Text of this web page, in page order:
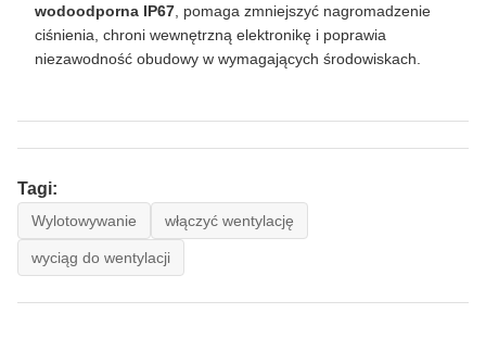
wodoodporna IP67 , pomaga zmniejszyć nagromadzenie
ciśnienia, chroni wewnętrzną elektronikę i poprawia
niezawodność obudowy w wymagających środowiskach.
Tagi:
Wylotowywanie włączyć wentylację
wyciąg do wentylacji